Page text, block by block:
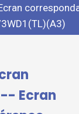
-- Ecran